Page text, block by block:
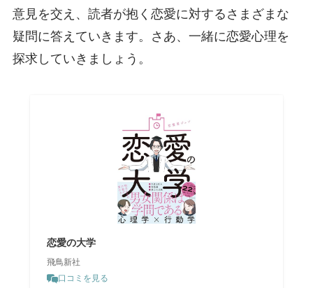
意見を交え、読者が抱く恋愛に対するさまざまな
疑問に答えていきます。さあ、一緒に恋愛心理を
探求していきましょう。
恋愛の大学
飛鳥新社
口コミを見る